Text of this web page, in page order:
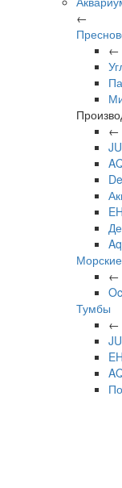
←
←
←
Морские
←
Тумбы
←